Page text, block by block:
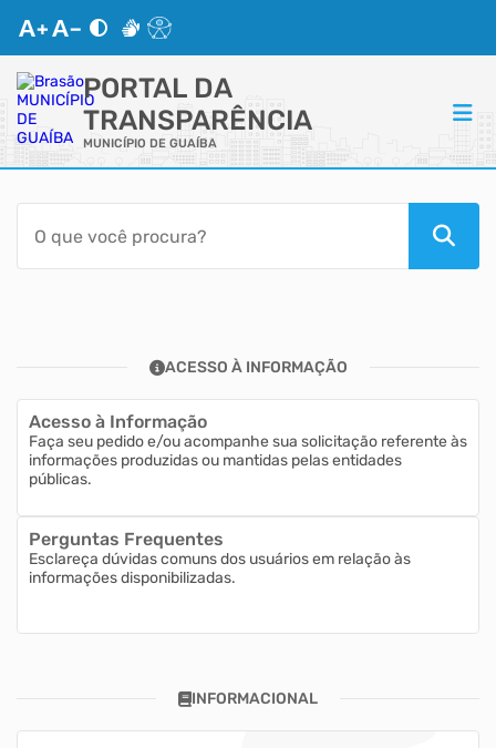
PORTAL DA
TRANSPARÊNCIA
MUNICÍPIO DE GUAÍBA
ACESSO RÁPIDO
Acessibilidade
Autoatendimento
Mapa do Site
ACESSO À INFORMAÇÃO
Acesso à Informação
Faça seu pedido e/ou acompanhe sua solicitação referente às
informações produzidas ou mantidas pelas entidades
públicas.
Perguntas Frequentes
Esclareça dúvidas comuns dos usuários em relação às
informações disponibilizadas.
INFORMACIONAL